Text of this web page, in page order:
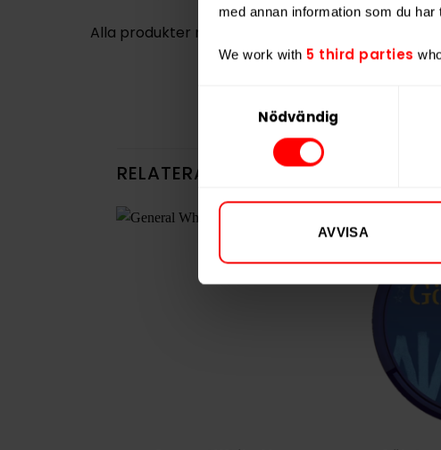
med annan information som du
We work with 5 third parties
Nödvändig
AVVISA
Alla produkter med smaken
RELATERADE PRODUKTER